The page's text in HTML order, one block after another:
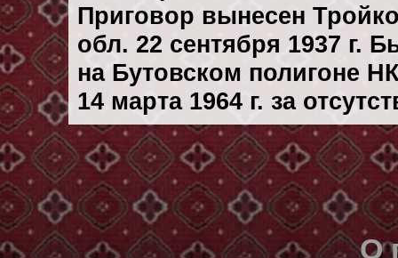
Приговор вынесен
обл. 22 сентября 1937 г.
на Бутовском полигоне
14 марта 1964 г. за
О